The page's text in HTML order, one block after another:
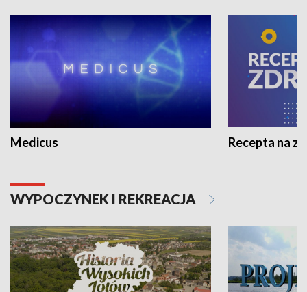
Medicus Recepta na
WYPOCZYNEK I REKREACJA